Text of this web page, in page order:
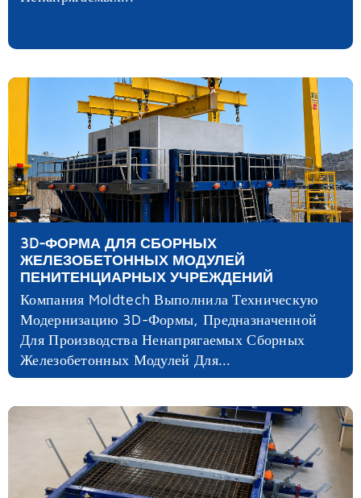
3D-ФОРМА ДЛЯ СБОРНЫХ
ЖЕЛЕЗОБЕТОННЫХ МОДУЛЕЙ
ПЕНИТЕНЦИАРНЫХ УЧРЕЖДЕНИЙ
Компания Moldtech Выполнила Техническую
Модернизацию 3D-Формы, Предназначенной
Для Производства Ненапрягаемых Сборных
Железобетонных Модулей Для...